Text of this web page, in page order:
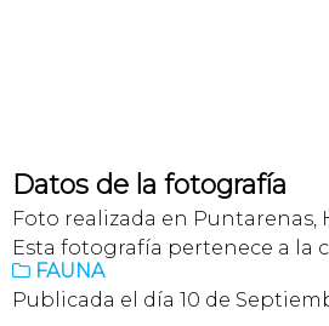
Datos de la fotografía
Foto realizada en Puntarenas,
Esta fotografía pertenece a la
 FAUNA
Publicada el día 10 de